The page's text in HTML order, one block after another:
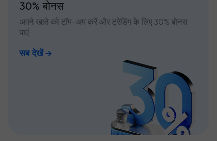
30% बोनस
अपने खाते को टॉप-अप करें और ट्रेडिंग के लिए 30% बोनस
पाएं
सब देखें